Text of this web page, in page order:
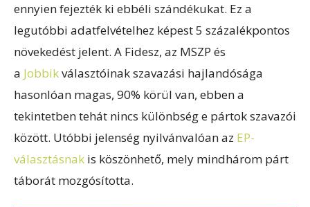
ennyien fejezték ki ebbéli szándékukat. Ez a
legutóbbi adatfelvételhez képest 5 százalékpontos
növekedést jelent. A Fidesz, az MSZP és
a Jobbikválasztóinak szavazási hajlandósága
hasonlóan magas, 90% körül van, ebben a
tekintetben tehát nincs különbség e pártok szavazói
között. Utóbbi jelenség nyilvánvalóan az EP-
választásnak is köszönhető, mely mindhárom párt
táborát mozgósította.